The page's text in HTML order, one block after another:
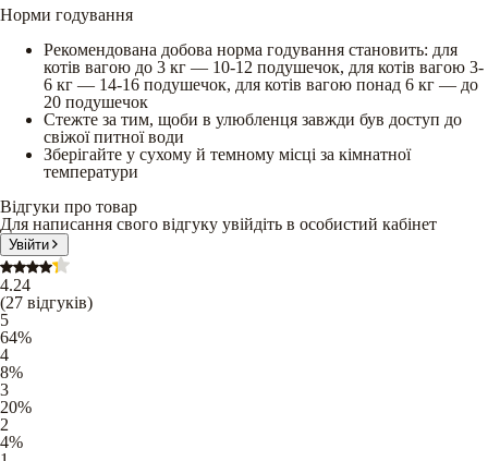
Норми годування
Рекомендована добова норма годування становить: для
котів вагою до 3 кг — 10-12 подушечок, для котів вагою 3-
6 кг — 14-16 подушечок, для котів вагою понад 6 кг — до
20 подушечок
Стежте за тим, щоби в улюбленця завжди був доступ до
свіжої питної води
Зберігайте у сухому й темному місці за кімнатної
температури
Відгуки про товар
Для написання свого відгуку увійдіть в особистий кабінет
Увійти
4.24
(27 відгуків)
5
64%
4
8%
3
20%
2
4%